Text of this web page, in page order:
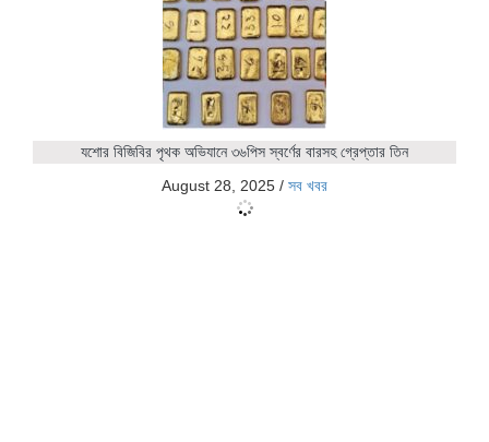
যশোর বিজিবির পৃথক অভিযানে ৩৬পিস স্বর্ণের বারসহ গ্রেপ্তার তিন
August 28, 2025 / সব খবর